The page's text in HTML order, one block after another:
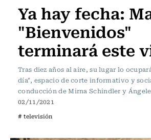
Ya hay fecha:
"Bienvenidos"
terminará este
Tras diez años al aire, su lugar lo
día", espacio de corte informativo y
conducción de Mirna Schindler y
02/11/2021
# televisión